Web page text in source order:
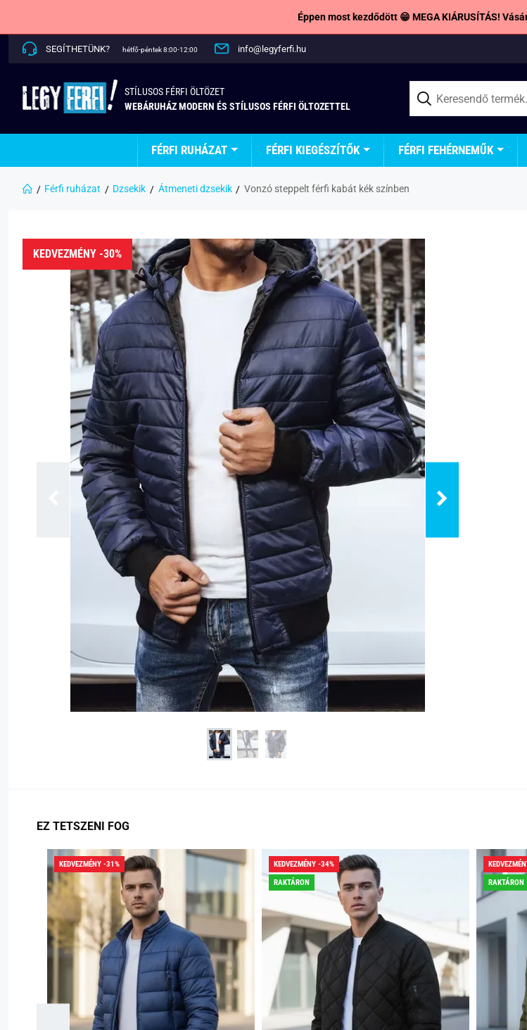
Éppen most kezdődött 😁 MEGA KIÁRUSÍTÁS!
SEGÍTHETÜNK? hétfő-péntek 8:00-12:00 info@legyferfi.hu
STÍLUSOS FÉRFI ÖLTÖZET
WEBÁRUHÁZ MODERN ÉS STÍLUSOS FÉRFI ÖLTOZETTEL
FÉRFI RUHÁZAT FÉRFI KIEGÉSZÍTŐK FÉRFI FEHÉRNEMŰK
Férfi ruházat Dzsekik Átmeneti dzsekik Vonzó steppelt férfi kabát kék színben
KEDVEZMÉNY -30%
EZ TETSZENI FOG
KEDVEZMÉNY -31%
KEDVEZMÉNY -34%
RAKTÁRON
RAKTÁRON